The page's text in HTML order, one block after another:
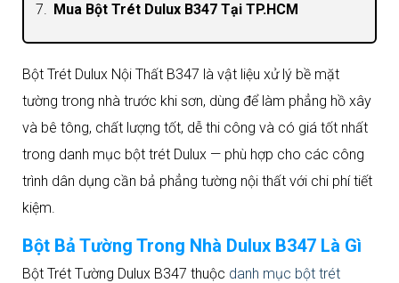
Mua Bột Trét Dulux B347 Tại TP.HCM
Bột Trét Dulux Nội Thất B347 là vật liệu xử lý bề mặt
tường trong nhà trước khi sơn, dùng để làm phẳng hồ xây
và bê tông, chất lượng tốt, dễ thi công và có giá tốt nhất
trong danh mục bột trét Dulux — phù hợp cho các công
trình dân dụng cần bả phẳng tường nội thất với chi phí tiết
kiệm.
Bột Bả Tường Trong Nhà Dulux B347 Là Gì
Bột Trét Tường Dulux B347 thuộc danh mục bột trét